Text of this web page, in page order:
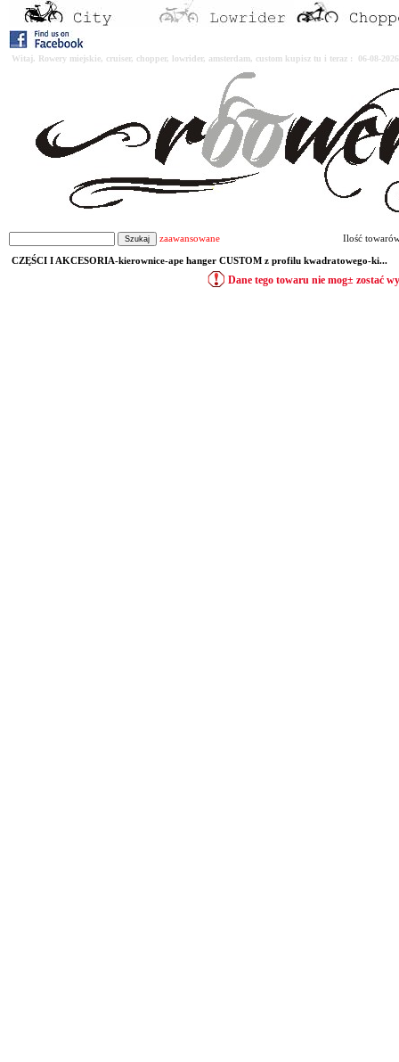
Witaj. Rowery miejskie, cruiser, chopper, lowrider, amsterdam, custom kupisz tu i teraz : 06-08-
zaawansowane Ilość
CZĘŚCI I AKCESORIA-kierownice-ape hanger CUSTOM z profilu kwadratowego-ki...
Dane tego towaru nie mog± zostać